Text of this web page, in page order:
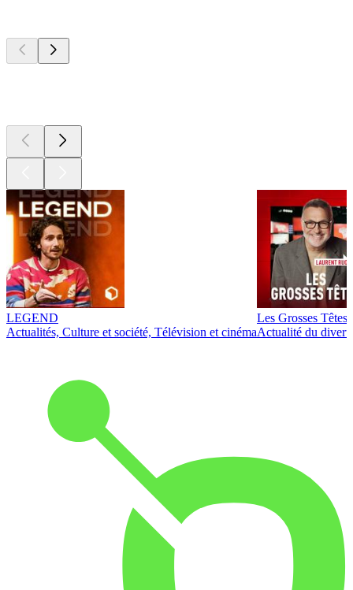
LEGEND
Actualités, Culture et société, Télévision et cinéma
Les Grosses Têtes
Actualité du